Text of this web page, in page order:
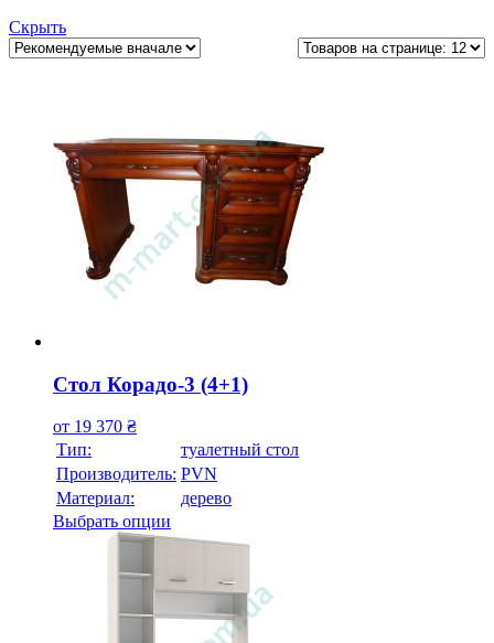
Скрыть
Стол Корадо-3 (4+1)
от 19 370 ₴
Тип:
туалетный стол
Производитель: PVN
Материал:
дерево
Выбрать опции